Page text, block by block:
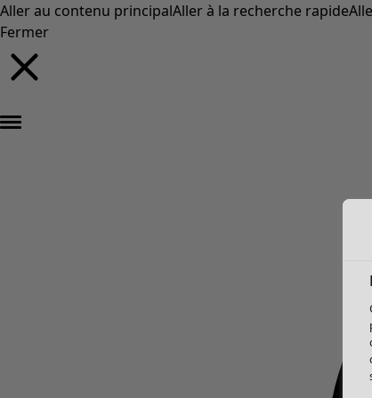
Aller au contenu principalAller à la recherche rapide
Fermer